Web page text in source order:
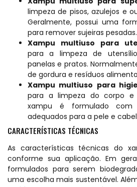
limpeza de pisos, azulejos e
Geralmente, possui uma
para remover sujeiras pesadas.
Xampu multiuso para
para a limpeza de
panelas e pratos.
de gordura e resíduos
Xampu multiuso para
para a limpeza do corpo e
xampu é formulado com
adequados para a pele e
CARACTERÍSTICAS TÉCNICAS
As características técnicas do
conforme sua aplicação. Em
formulados para serem
uma escolha mais sustentável.